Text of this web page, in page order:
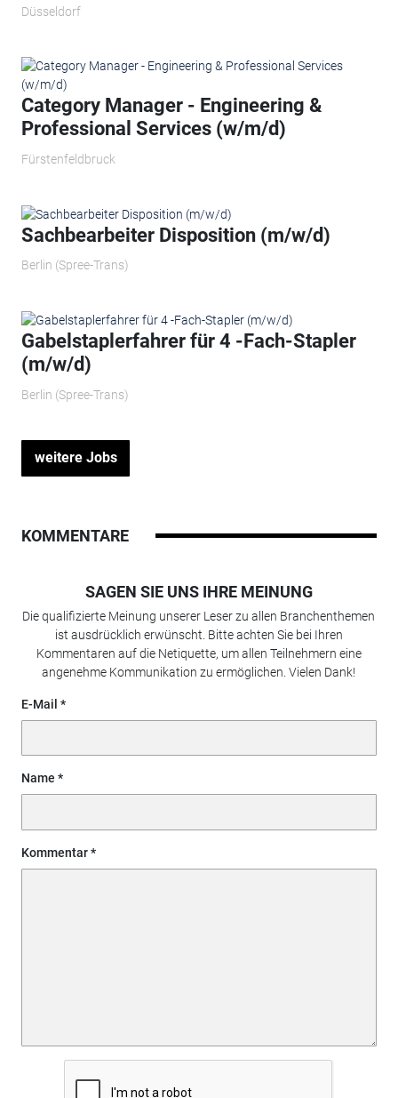
Düsseldorf
Category Manager - Engineering &
Professional Services (w/m/d)
Fürstenfeldbruck
Sachbearbeiter Disposition (m/w/d)
Berlin (Spree-Trans)
Gabelstaplerfahrer für 4 -Fach-Stapler
(m/w/d)
Berlin (Spree-Trans)
weitere Jobs
KOMMENTARE
SAGEN SIE UNS IHRE MEINUNG
Die qualifizierte Meinung unserer Leser zu allen Branchenthemen
ist ausdrücklich erwünscht. Bitte achten Sie bei Ihren
Kommentaren auf die Netiquette, um allen Teilnehmern eine
angenehme Kommunikation zu ermöglichen. Vielen Dank!
E-Mail
Name
Kommentar